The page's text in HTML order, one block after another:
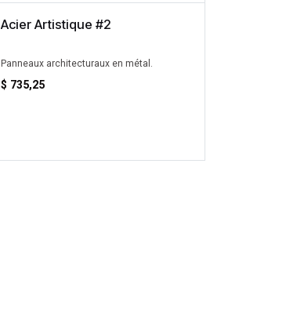
Nouveau !
Acier Artistique #2
Panneaux architecturaux en métal.
$ 735,25